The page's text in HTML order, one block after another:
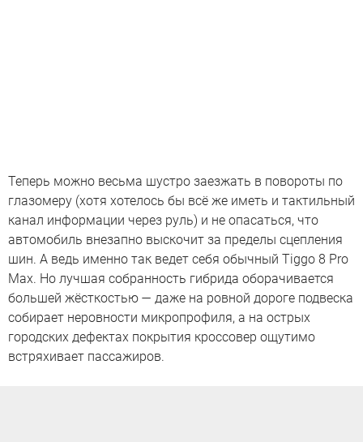
Теперь можно весьма шустро заезжать в повороты по
глазомеру (хотя хотелось бы всё же иметь и тактильный
канал информации через руль) и не опасаться, что
автомобиль внезапно выскочит за пределы сцепления
шин. А ведь именно так ведет себя обычный Tiggo 8 Pro
Max. Но лучшая собранность гибрида оборачивается
большей жёсткостью — даже на ровной дороге подвеска
собирает неровности микропрофиля, а на острых
городских дефектах покрытия кроссовер ощутимо
встряхивает пассажиров.